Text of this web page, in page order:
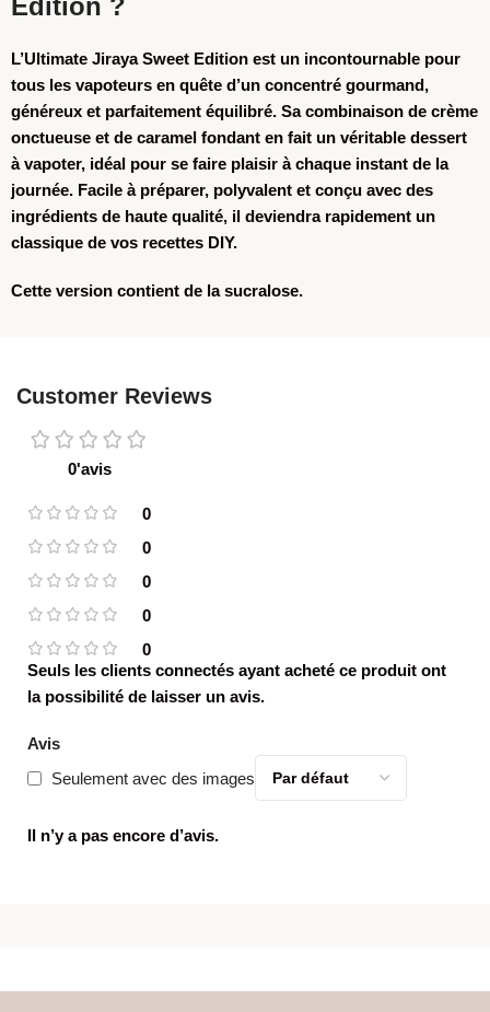
Edition ?
L’Ultimate Jiraya Sweet Edition est un incontournable pour
tous les vapoteurs en quête d’un concentré gourmand,
généreux et parfaitement équilibré. Sa combinaison de crème
onctueuse et de caramel fondant en fait un véritable dessert
à vapoter, idéal pour se faire plaisir à chaque instant de la
journée. Facile à préparer, polyvalent et conçu avec des
ingrédients de haute qualité, il deviendra rapidement un
classique de vos recettes DIY.
Cette version contient de la sucralose.
Customer Reviews
0'avis
0
0
0
0
0
Avis
Seulement avec des images
Il n’y a pas encore d’avis.
Seuls les clients connectés ayant acheté ce produit ont
la possibilité de laisser un avis.